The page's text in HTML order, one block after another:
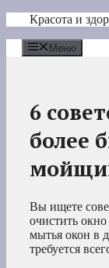
Перейти
содержимому
Красота и
Меню
6
более
Вы ищете
очистить
мытья окон в
требуется